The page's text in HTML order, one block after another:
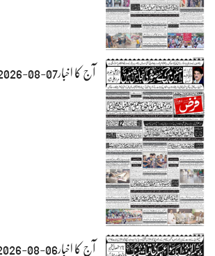
آج کا اخبار07-08-2026
آج کا اخبار06-08-2026